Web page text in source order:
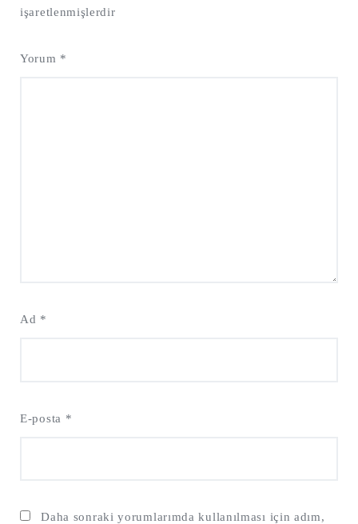
işaretlenmişlerdir
Yorum *
Ad *
E-posta *
Daha sonraki yorumlarımda kullanılması için adım,